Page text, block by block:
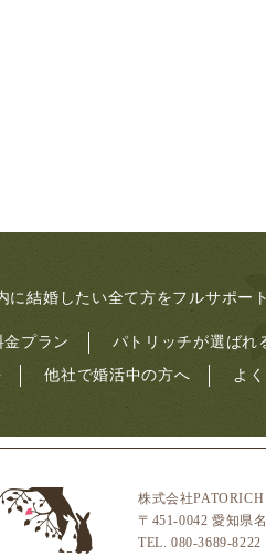
に結婚したい全て方をフルサポー
金プラン パトリッチが選ばれ
他社で婚活中の方へ よ
株式会社PATORICH
〒451-0042 愛知県
TEL. 080-3689-